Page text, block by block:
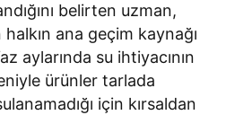
belirten uzman,
halkın ana geçim kaynağı
aylarında su ihtiyacının
ürünler tarlada
için kırsaldan